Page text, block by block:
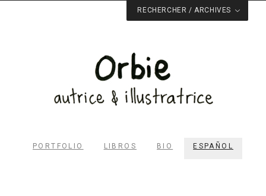
Archives du blog
RECHERCHER / ARCHIVES
PORTFOLIO LIBROS BIO ESPAÑOL